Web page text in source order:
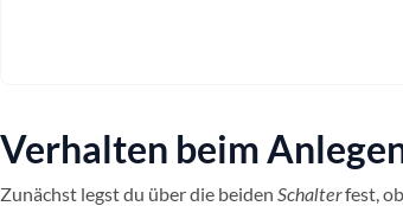
Verhalten beim
Zunächst legst du über die beiden Schalterfest,